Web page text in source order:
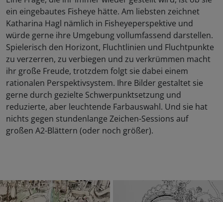
ein eingebautes Fisheye hätte. Am liebsten zeichnet
Katharina Hagl nämlich in Fisheyeperspektive und
würde gerne ihre Umgebung vollumfassend darstellen.
Spielerisch den Horizont, Fluchtlinien und Fluchtpunkte
zu verzerren, zu verbiegen und zu verkrümmen macht
ihr große Freude, trotzdem folgt sie dabei einem
rationalen Perspektivsystem. Ihre Bilder gestaltet sie
gerne durch gezielte Schwerpunktsetzung und
reduzierte, aber leuchtende Farbauswahl. Und sie hat
nichts gegen stundenlange Zeichen-Sessions auf
großen A2-Blättern (oder noch größer).